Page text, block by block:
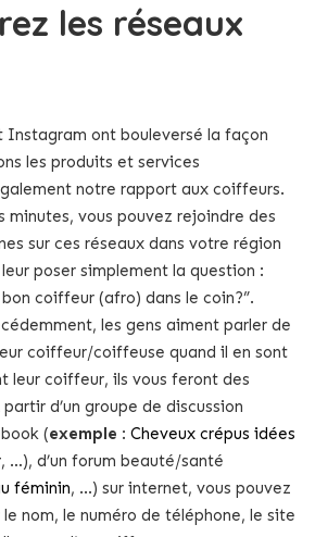
les réseaux
Instagram ont bouleversé la façon
les produits et services
notre rapport aux coiffeurs.
minutes, vous pouvez rejoindre des
sur ces réseaux dans votre région
poser simplement la question :
coiffeur (afro) dans le coin?”.
les gens aiment parler de
coiffeur/coiffeuse quand il en sont
leur coiffeur, ils vous feront des
d’un groupe de discussion
(exemple : Cheveux crépus idées
, …), d’un forum beauté/santé
féminin, ...) sur internet, vous pouvez
nom, le numéro de téléphone, le site